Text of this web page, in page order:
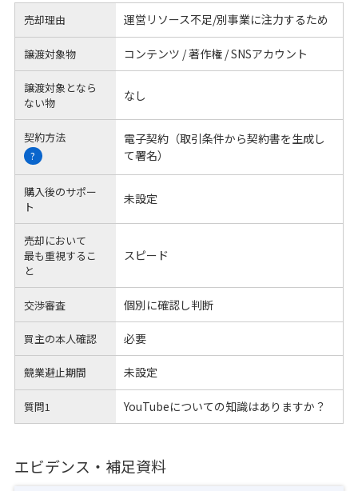
売却理由 運営リソース不足/別事業に注力するため
譲渡対象物 コンテンツ / 著作権 / SNSアカウント
譲渡対象となら
ない物
なし
契約方法
?
電子契約（取引条件から契約書を生成し
て署名）
購入後のサポー
ト
未設定
売却において
最も重視するこ
と
スピード
交渉審査 個別に確認し判断
買主の本人確認 必要
競業避止期間 未設定
質問1 YouTubeについての知識はありますか？
エビデンス・補足資料